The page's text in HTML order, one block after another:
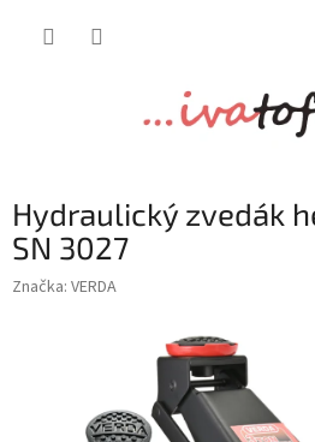
Hydraulický zvedák
SN 3027
Značka: VERDA